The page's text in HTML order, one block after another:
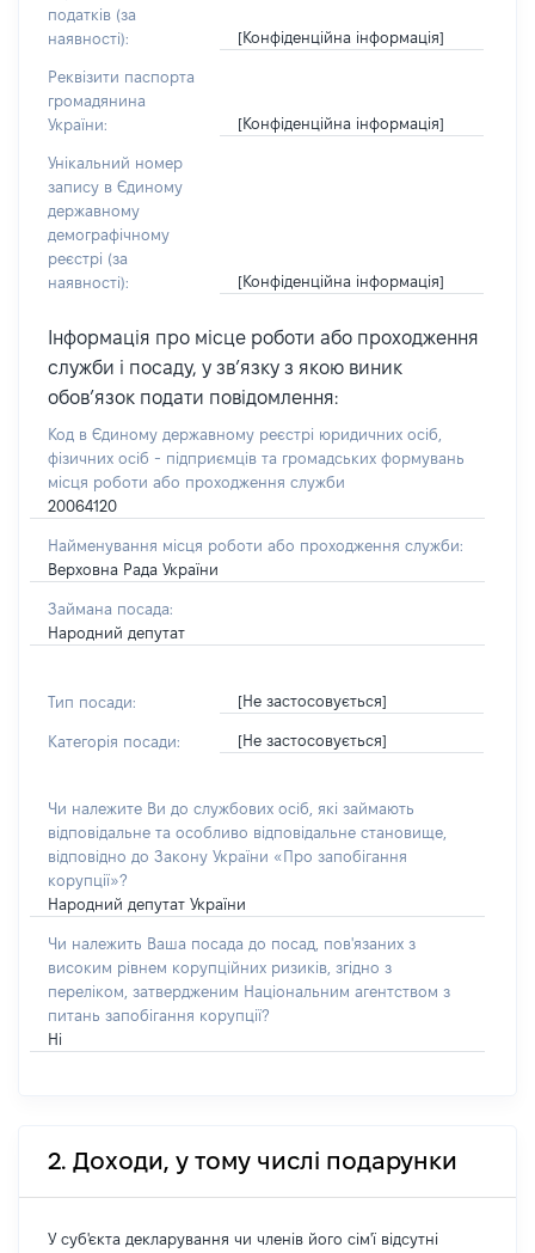
податків (за
наявності):
[Конфіденційна інформація]
Реквізити паспорта
громадянина
України:
[Конфіденційна інформація]
Унікальний номер
запису в Єдиному
державному
демографічному
реєстрі (за
наявності):
[Конфіденційна інформація]
Інформація про місце роботи або проходження
служби і посаду, у зв’язку з якою виник
обов’язок подати повідомлення:
Код в Єдиному державному реєстрі юридичних осіб,
фізичних осіб - підприємців та громадських формувань
місця роботи або проходження служби
20064120
Найменування місця роботи або проходження служби:
Верховна Рада України
Займана посада:
Народний депутат
Тип посади: [Не застосовується]
Категорія посади: [Не застосовується]
Чи належите Ви до службових осіб, які займають
відповідальне та особливо відповідальне становище,
відповідно до Закону України «Про запобігання
корупції»?
Народний депутат України
Чи належить Ваша посада до посад, пов'язаних з
високим рівнем корупційних ризиків, згідно з
переліком, затвердженим Національним агентством з
питань запобігання корупції?
Ні
2. Доходи, у тому числі подарунки
У суб'єкта декларування чи членів його сім'ї відсутні